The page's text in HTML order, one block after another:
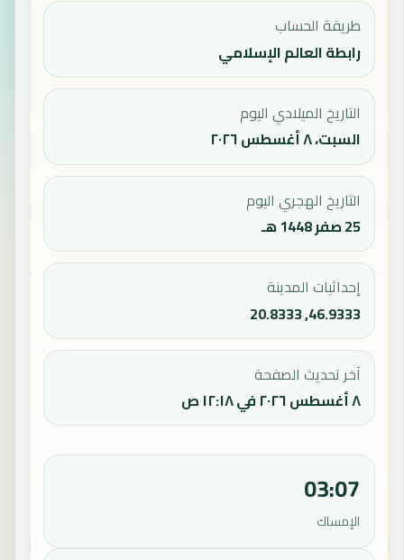
طريقة الحساب
رابطة العالم الإسلامي
التاريخ الميلادي اليوم
السبت، ٨ أغسطس ٢٠٢٦
التاريخ الهجري اليوم
25 صفر 1448 هـ
إحداثيات المدينة
46.9333, 20.8333
آخر تحديث الصفحة
٨ أغسطس ٢٠٢٦ في ١٢:١٨ ص
03:07
الإمساك